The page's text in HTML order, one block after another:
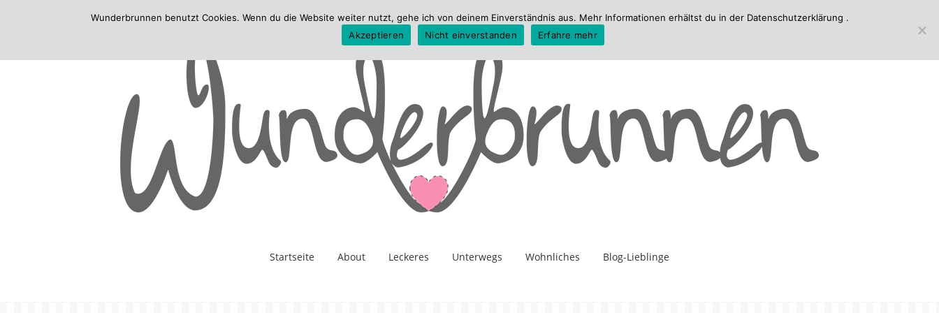
Startseite About Leckeres Unterwegs Wohnliches Blog-Lieblinge
Wunderbrunnen benutzt Cookies. Wenn du die Website weiter nutzt, gehe ich von deinem Einverständnis aus. Mehr Informationen erhältst du in der Datenschutzerklärung .
Akzeptieren
Nicht einverstanden Erfahre mehr